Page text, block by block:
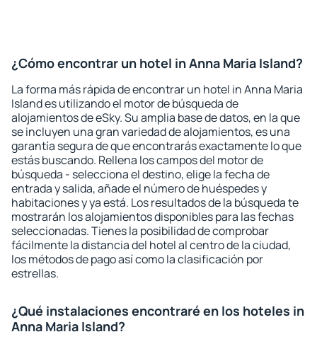
¿Cómo encontrar un hotel in Anna Maria Island?
La forma más rápida de encontrar un hotel in Anna Maria
Island es utilizando el motor de búsqueda de
alojamientos de eSky. Su amplia base de datos, en la que
se incluyen una gran variedad de alojamientos, es una
garantía segura de que encontrarás exactamente lo que
estás buscando. Rellena los campos del motor de
búsqueda - selecciona el destino, elige la fecha de
entrada y salida, añade el número de huéspedes y
habitaciones y ya está. Los resultados de la búsqueda te
mostrarán los alojamientos disponibles para las fechas
seleccionadas. Tienes la posibilidad de comprobar
fácilmente la distancia del hotel al centro de la ciudad,
los métodos de pago así como la clasificación por
estrellas.
¿Qué instalaciones encontraré en los hoteles in
Anna Maria Island?